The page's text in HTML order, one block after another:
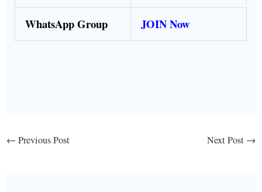
WhatsApp Group JOIN Now
← Previous Post Next Post →